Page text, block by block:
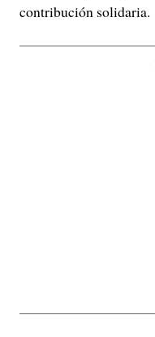
contribución solidaria.